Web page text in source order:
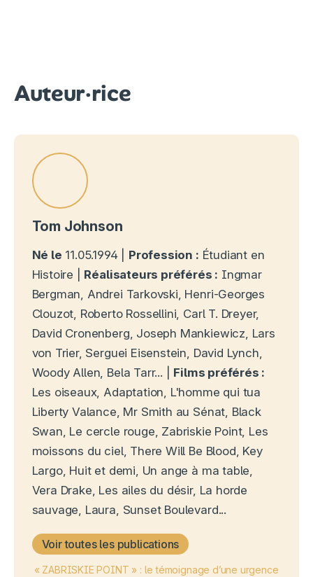
Auteur·rice
Tom Johnson
Né le 11.05.1994 | Profession : Étudiant en
Histoire | Réalisateurs préférés : Ingmar
Bergman, Andrei Tarkovski, Henri-Georges
Clouzot, Roberto Rossellini, Carl T. Dreyer,
David Cronenberg, Joseph Mankiewicz, Lars
von Trier, Serguei Eisenstein, David Lynch,
Woody Allen, Bela Tarr... | Films préférés :
Les oiseaux, Adaptation, L'homme qui tua
Liberty Valance, Mr Smith au Sénat, Black
Swan, Le cercle rouge, Zabriskie Point, Les
moissons du ciel, There Will Be Blood, Key
Largo, Huit et demi, Un ange à ma table,
Vera Drake, Les ailes du désir, La horde
sauvage, Laura, Sunset Boulevard...
Voir toutes les publications
« ZABRISKIE POINT » : le témoignage d’une urgence